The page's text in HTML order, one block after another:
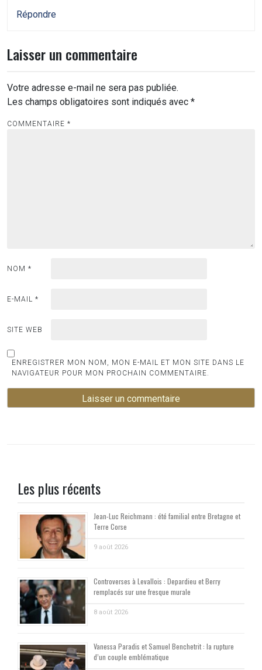
Répondre
Laisser un commentaire
Votre adresse e-mail ne sera pas publiée.
Les champs obligatoires sont indiqués avec *
COMMENTAIRE *
NOM *
E-MAIL *
SITE WEB
ENREGISTRER MON NOM, MON E-MAIL ET MON SITE DANS LE
NAVIGATEUR POUR MON PROCHAIN COMMENTAIRE.
Les plus récents
Jean-Luc Reichmann : été familial entre Bretagne et
Terre Corse
9 août 2026
Controverses à Levallois : Depardieu et Berry
remplacés sur une fresque murale
8 août 2026
Vanessa Paradis et Samuel Benchetrit : la rupture
d’un couple emblématique